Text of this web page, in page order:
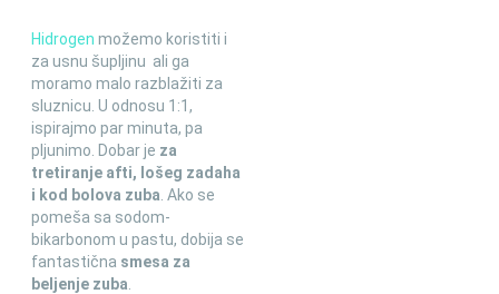
Hidrogen možemo koristiti i
za usnu šupljinu ali ga
moramo malo razblažiti za
sluznicu. U odnosu 1:1,
ispirajmo par minuta, pa
pljunimo. Dobar je za
tretiranje afti, lošeg zadaha
i kod bolova zuba . Ako se
pomeša sa sodom-
bikarbonom u pastu, dobija se
fantastična smesa za
beljenje zuba